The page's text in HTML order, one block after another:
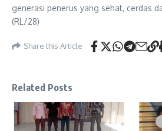
generasi penerus yang sehat, cerdas
(RL/28)
Share this Article
Related Posts